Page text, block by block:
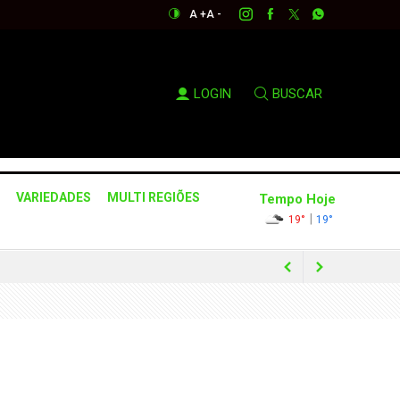
A +A -
LOGIN BUSCAR
VARIEDADES
MULTI REGIÕES
Tempo Hoje
19° | 19°